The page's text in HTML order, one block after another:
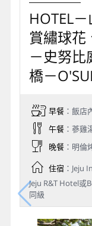
HOTEL
賞繡球花
－史努比
橋－
早餐：飯店
午餐：蔘雞
晚餐：明倫
住宿：Jeju
Jeju R&T Hotel或
同級